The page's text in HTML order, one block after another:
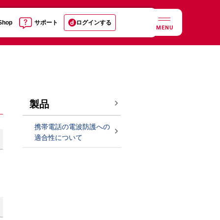
サポート ログインする
MENU
製品
携帯電話の電波防護への
適合性について